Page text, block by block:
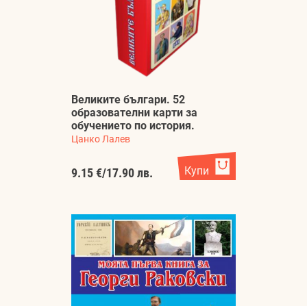
Великите българи. 52
образователни карти за
обучението по история.
Цанко Лалев
9.15 €/17.90 лв. Купи